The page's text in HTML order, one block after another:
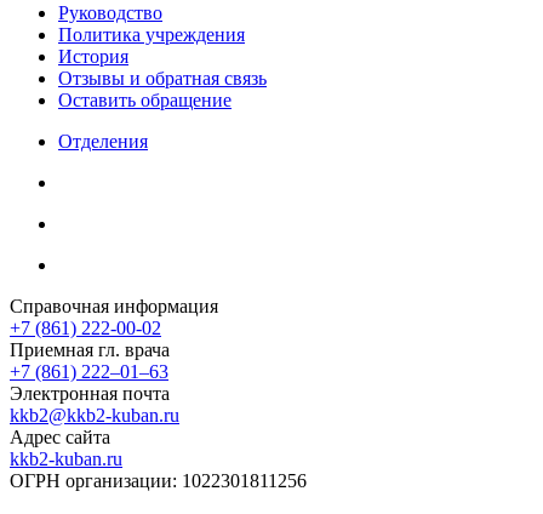
Руководство
Политика учреждения
История
Отзывы и обратная связь
Оставить обращение
Отделения
Справочная информация
+7 (861) 222-00-02
Приемная гл. врача
+7 (861) 222‒01‒63
Электронная почта
kkb2@kkb2-kuban.ru
Адрес сайта
kkb2-kuban.ru
ОГРН организации: 1022301811256